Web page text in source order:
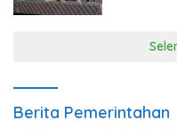
Berita Pemerintahan